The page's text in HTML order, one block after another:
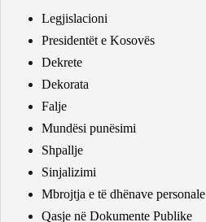
Legjislacioni
Presidentët e Kosovës
Dekrete
Dekorata
Falje
Mundësi punësimi
Shpallje
Sinjalizimi
Mbrojtja e të dhënave personale
Qasje në Dokumente Publike